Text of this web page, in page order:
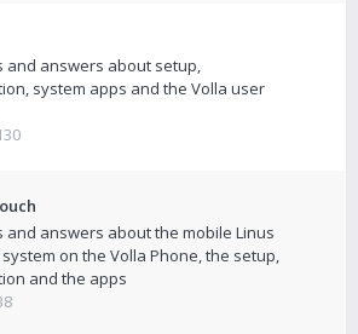
and answers about setup,
system apps and the Volla user
and answers about the mobile Linus
on the Volla Phone, the setup,
and the apps